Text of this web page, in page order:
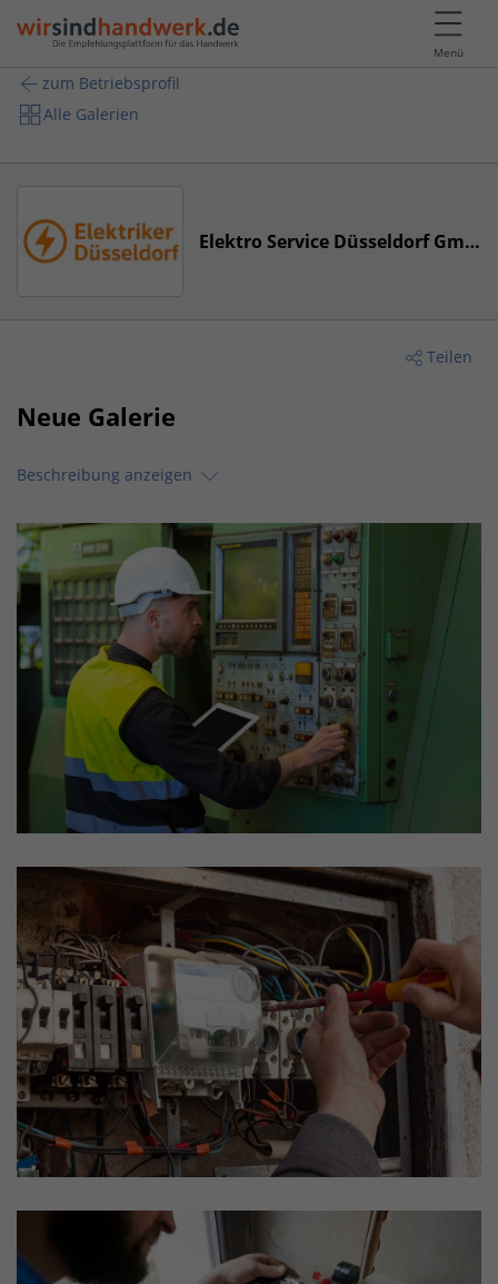
Menü
zum Betriebsprofil
Alle Galerien
Elektro Service Düsseldorf GmbH
Teilen
Neue Galerie
Beschreibung anzeigen